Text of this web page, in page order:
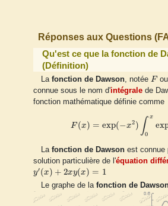
Réponses aux Questions
Qu'est ce que la fonction de
(Définition)
La fonction de Dawson, notée F
F ou
connue sous le nom d'intégrale de
fonction mathématique définie comme
F(x) = exp(−x2) ∫ x
0
xexp
La fonction de Dawsonest connue
solution particulière de l'équation
y′(x) + 2xy(x) = 1
′(x )+ 2 xy ) 1
Le graphe de la fonction de